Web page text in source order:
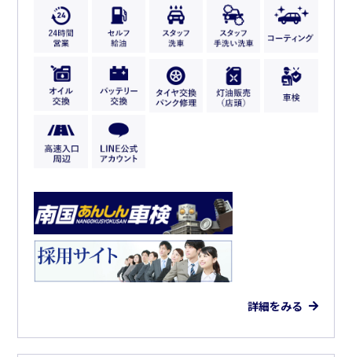
詳細をみる